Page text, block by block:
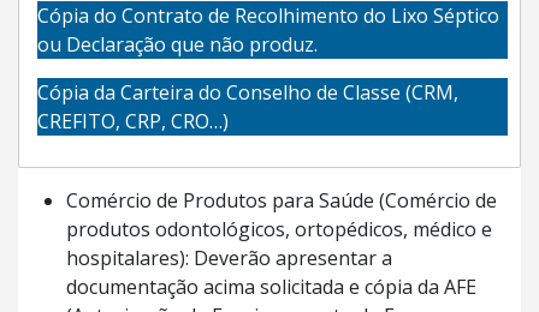
Cópia do Contrato de Recolhimento do Lixo Séptico
ou Declaração que não produz.
Cópia da Carteira do Conselho de Classe (CRM,
CREFITO, CRP, CRO…)
Comércio de Produtos para Saúde (Comércio de
produtos odontológicos, ortopédicos, médico e
hospitalares): Deverão apresentar a
documentação acima solicitada e cópia da AFE